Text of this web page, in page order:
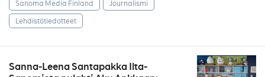
Sanoma Media Finland
Journalismi
Lehdistötiedotteet
Sanna-Leena Santapakka Ilta-